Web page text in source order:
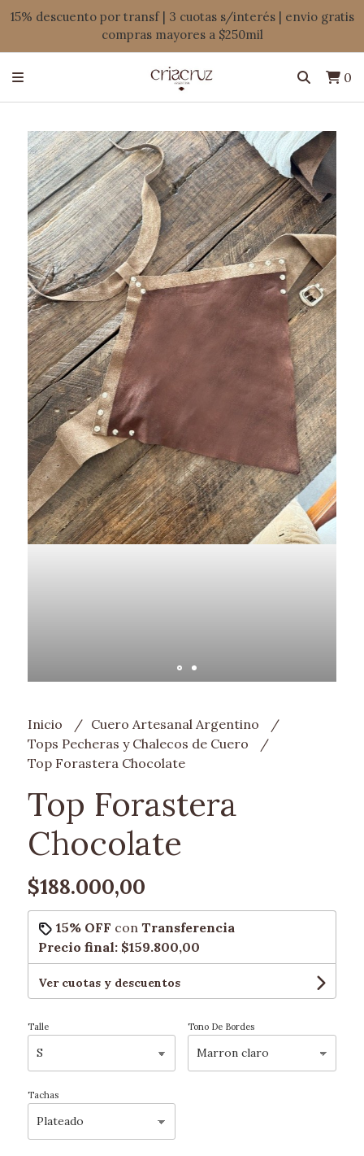
15% descuento por transf | 3 cuotas s/interés | envio gratis
compras mayores a $250mil
0
Inicio
Cuero Artesanal Argentino
Tops Pecheras y Chalecos de Cuero
Top Forastera Chocolate
Top Forastera
Chocolate
$188.000,00
15% OFF con Transferencia
Precio final: $159.800,00
Ver cuotas y descuentos
Talle Tono De Bordes
Tachas